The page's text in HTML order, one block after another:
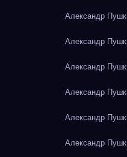
Александр
Александр
Александр
Александр
Александр
Александр